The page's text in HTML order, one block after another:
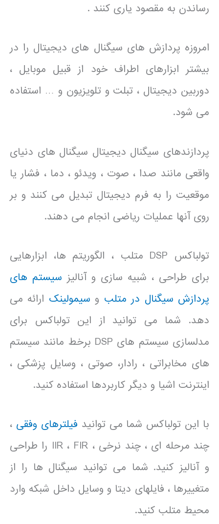
رساندن به مقصود یاری کنند .
امروزه پردازش های سیگنال های دیجیتال را در
بیشتر ابزارهای اطراف خود از قبیل موبایل ،
دوربین دیجیتال ، تبلت و تلویزیون و … استفاده
می شود.
پردازندهای سیگنال دیجیتال سیگنال های دنیای
واقعی مانند صدا ، صوت ، ویدئو ، دما ، فشار یا
موقعیت را به فرم دیجیتال تبدیل می کنند و بر
روی آنها عملیات ریاضی انجام می دهند.
تولباکس DSP متلب ، الگوریتم ها، ابزارهایی
برای طراحی ، شبیه سازی و آنالیز سیستم های
پردازش سیگنال در متلب و سیمولینک ارائه می
دهد. شما می توانید از این تولباکس برای
مدلسازی سیستم های DSP برخط مانند سیستم
های مخابراتی ، رادار، صوتی ، وسایل پزشکی ،
اینترنت اشیا و دیگر کاربردها استفاده کنید.
با این تولباکس شما می توانید فیلترهای وفقی ،
چند مرحله ای ، چند نرخی ، IIR ، FIR را طراحی
و آنالیز کنید. شما می توانید سیگنال ها را از
متغییرها ، فایلهای دیتا و وسایل داخل شبکه وارد
محیط متلب کنید.